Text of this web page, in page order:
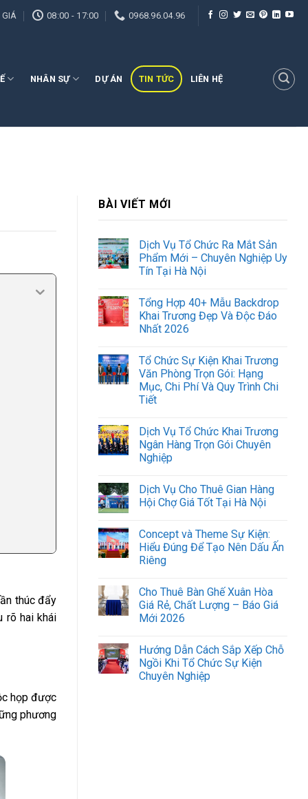
08:00 - 17:00 0968.96.04.96
NHÂN SỰ DỰ ÁN TIN TỨC LIÊN HỆ
thúc đẩy
rõ hai khái
họp được
phương
BÀI VIẾT MỚI
Dịch Vụ Tổ Chức Ra Mắt Sản
Phẩm Mới – Chuyên Nghiệp Uy
Tín Tại Hà Nội
Tổng Hợp 40+ Mẫu Backdrop
Khai Trương Đẹp Và Độc Đáo
Nhất 2026
Tổ Chức Sự Kiện Khai Trương
Văn Phòng Trọn Gói: Hạng
Mục, Chi Phí Và Quy Trình Chi
Tiết
Dịch Vụ Tổ Chức Khai Trương
Ngân Hàng Trọn Gói Chuyên
Nghiệp
Dịch Vụ Cho Thuê Gian Hàng
Hội Chợ Giá Tốt Tại Hà Nội
Concept và Theme Sự Kiện:
Hiểu Đúng Để Tạo Nên Dấu Ấn
Riêng
Cho Thuê Bàn Ghế Xuân Hòa
Giá Rẻ, Chất Lượng – Báo Giá
Mới 2026
Hướng Dẫn Cách Sắp Xếp Chỗ
Ngồi Khi Tổ Chức Sự Kiện
Chuyên Nghiệp